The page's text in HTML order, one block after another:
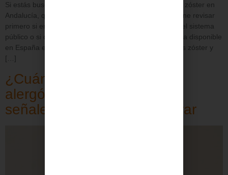
Si estás buscando dónde ponerte la vacuna del herpes zóster en
Andalucía, qué requisitos hay o cómo pedir cita, conviene revisar
primero si entras dentro de los grupos financiados por el sistema
público o si debes acudir a un centro privado. La vacuna disponible
en España es Shingrix, indicada para prevenir el herpes zóster y
[…]
¿Cuándo llevar a tu hijo al
alergólogo pediátrico? Las
señales que no debes ignorar